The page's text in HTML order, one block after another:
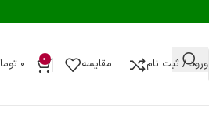
ورود / ثبت نام مقایسه 0 ۰